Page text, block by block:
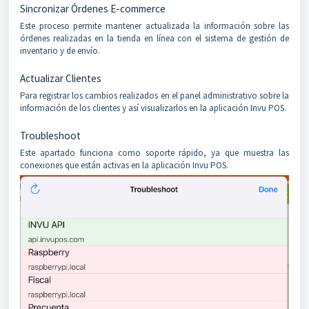
Sincronizar Órdenes E-commerce
Este proceso permite mantener actualizada la información sobre las
órdenes realizadas en la tienda en línea con el sistema de gestión de
inventario y de envío.
Actualizar Clientes
Para registrar los cambios realizados en el panel administrativo sobre la
información de los clientes y así visualizarlos en la aplicación Invu POS.
Troubleshoot
Este apartado funciona como soporte rápido, ya que muestra las
conexiones que están activas en la aplicación Invu POS.